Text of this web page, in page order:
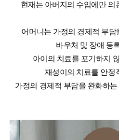
현재는 아버지의 수입에만 의
어머니는 가정의 경제적 부
바우처 및 장애 등
아이의 치료를 포기하지
재성이의 치료를 안정
가정의 경제적 부담을 완화하